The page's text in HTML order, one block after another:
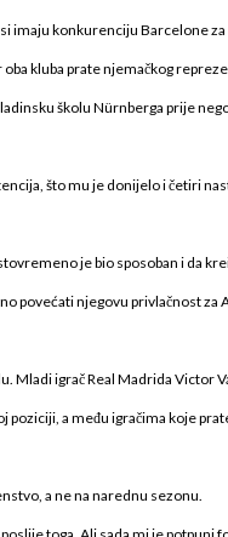
imaju konkurenciju Barcelone za
kluba prate njemačkog
školu Nürnberga prije
što mu je donijelo i četiri
je bio sposoban i da
povećati njegovu privlačnost za
igrač Real Madrida
a među igračima koje
a ne na narednu sezonu.